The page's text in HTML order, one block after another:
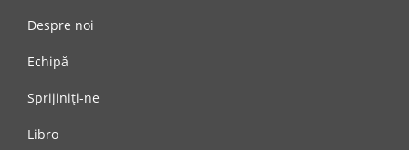
Despre noi
Echipă
Sprijiniți-ne
Libro